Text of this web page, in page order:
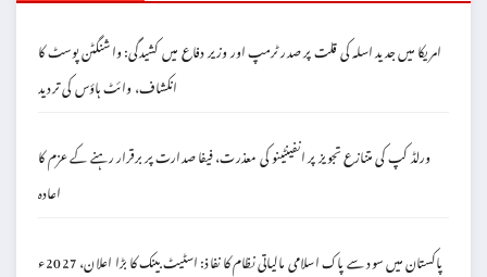
امریکا میں جدید اسلہ کی قلت پر صدر ٹرمپ اور وزیر دفاع میں کشیدگی: واشنگٹن پوسٹ کا
انکشاف، وائٹ ہاؤس کی تردید
ورلڈ کپ کی متنازع تجویز پر انفینٹینو کی معذرت، فیفا صدارت پر برقرار رہنے کے عزم کا
اعادہ
پاکستان میں سود سے پاک اسلامی مالیاتی نظام کا نفاذ: اسٹیٹ بینک کا بڑا اعلان، 2027ء